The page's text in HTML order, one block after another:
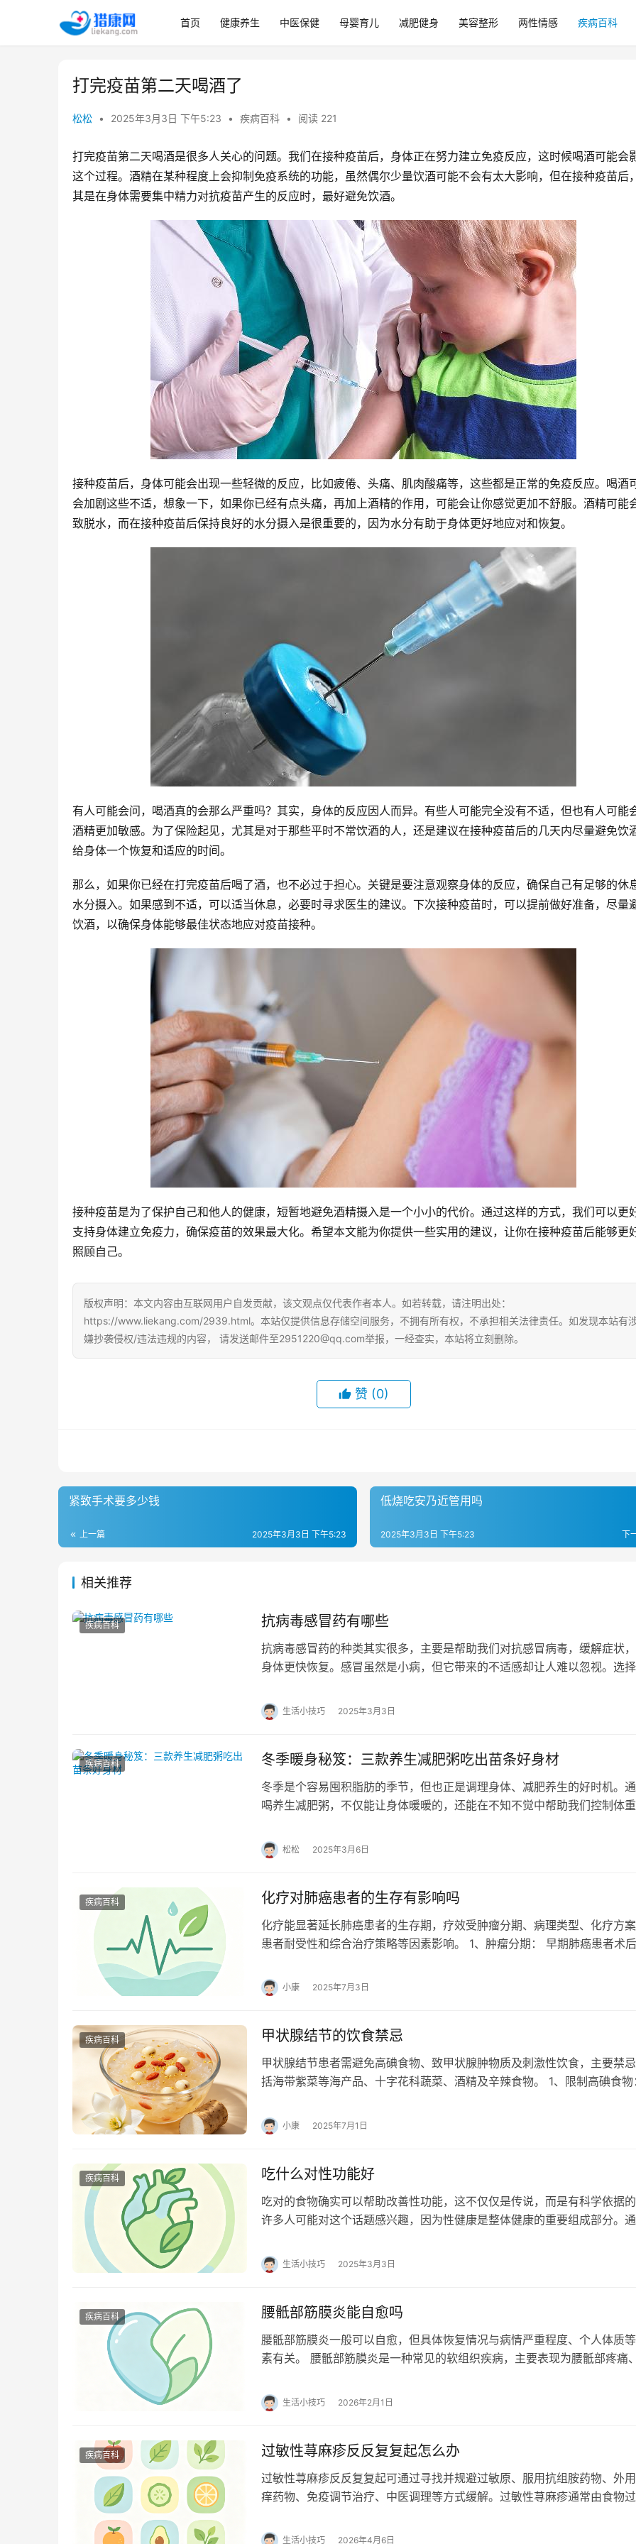
首页 健康养生 中医保健 母婴育儿 减肥健身 美容整形 两性情感 疾病百科
打完疫苗第二天喝酒了
松松 • 2025年3月3日 下午5:23 • 疾病百科 • 阅读 221
打完疫苗第二天喝酒是很多人关心的问题。我们在接种疫苗后，身体正在努力建立免疫反应，这时候喝酒可能会
这个过程。酒精在某种程度上会抑制免疫系统的功能，虽然偶尔少量饮酒可能不会有太大影响，但在接种疫苗后
其是在身体需要集中精力对抗疫苗产生的反应时，最好避免饮酒。
接种疫苗后，身体可能会出现一些轻微的反应，比如疲倦、头痛、肌肉酸痛等，这些都是正常的免疫反应。喝酒
会加剧这些不适，想象一下，如果你已经有点头痛，再加上酒精的作用，可能会让你感觉更加不舒服。酒精可能
致脱水，而在接种疫苗后保持良好的水分摄入是很重要的，因为水分有助于身体更好地应对和恢复。
有人可能会问，喝酒真的会那么严重吗？其实，身体的反应因人而异。有些人可能完全没有不适，但也有人可能
酒精更加敏感。为了保险起见，尤其是对于那些平时不常饮酒的人，还是建议在接种疫苗后的几天内尽量避免饮酒
给身体一个恢复和适应的时间。
那么，如果你已经在打完疫苗后喝了酒，也不必过于担心。关键是要注意观察身体的反应，确保自己有足够的休
水分摄入。如果感到不适，可以适当休息，必要时寻求医生的建议。下次接种疫苗时，可以提前做好准备，尽量
饮酒，以确保身体能够最佳状态地应对疫苗接种。
接种疫苗是为了保护自己和他人的健康，短暂地避免酒精摄入是一个小小的代价。通过这样的方式，我们可以更
支持身体建立免疫力，确保疫苗的效果最大化。希望本文能为你提供一些实用的建议，让你在接种疫苗后能够更
照顾自己。
版权声明：本文内容由互联网用户自发贡献，该文观点仅代表作者本人。如若转载，请注明出处：
https://www.liekang.com/2939.html。本站仅提供信息存储空间服务，不拥有所有权，不承担相关法律责任。如发现本站有
嫌抄袭侵权/违法违规的内容， 请发送邮件至2951220@qq.com举报，一经查实，本站将立刻删除。
赞 (0)
紧致手术要多少钱
上一篇 2025年3月3日 下午5:23
低烧吃安乃近管用吗
下
2025年3月3日 下午5:23
相关推荐
疾病百科 抗病毒感冒药有哪些
抗病毒感冒药的种类其实很多，主要是帮助我们对抗感冒病毒，缓解症状
身体更快恢复。感冒虽然是小病，但它带来的不适感却让人难以忽视。选择
生活小技巧 2025年3月3日
疾病百科 冬季暖身秘笈：三款养生减肥粥吃出苗条好身材
冬季是个容易囤积脂肪的季节，但也正是调理身体、减肥养生的好时机。
喝养生减肥粥，不仅能让身体暖暖的，还能在不知不觉中帮助我们控制体重
松松 2025年3月6日
疾病百科 化疗对肺癌患者的生存有影响吗
化疗能显著延长肺癌患者的生存期，疗效受肿瘤分期、病理类型、化疗方案
患者耐受性和综合治疗策略等因素影响。 1、肿瘤分期： 早期肺癌患者术
小康 2025年7月3日
疾病百科 甲状腺结节的饮食禁忌
甲状腺结节患者需避免高碘食物、致甲状腺肿物质及刺激性饮食，主要禁
括海带紫菜等海产品、十字花科蔬菜、酒精及辛辣食物。 1、限制高碘食物
小康 2025年7月1日
疾病百科 吃什么对性功能好
吃对的食物确实可以帮助改善性功能，这不仅仅是传说，而是有科学依据的
许多人可能对这个话题感兴趣，因为性健康是整体健康的重要组成部分。通
生活小技巧 2025年3月3日
疾病百科 腰骶部筋膜炎能自愈吗
腰骶部筋膜炎一般可以自愈，但具体恢复情况与病情严重程度、个人体质
素有关。 腰骶部筋膜炎是一种常见的软组织疾病，主要表现为腰骶部疼痛
生活小技巧 2026年2月1日
疾病百科 过敏性荨麻疹反反复复起怎么办
过敏性荨麻疹反反复复起可通过寻找并规避过敏原、服用抗组胺药物、外
痒药物、免疫调节治疗、中医调理等方式缓解。过敏性荨麻疹通常由食物过
生活小技巧 2026年4月6日